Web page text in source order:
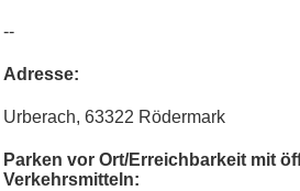
--
Adresse:
Urberach, 63322 Rödermark
Parken vor Ort/Erreichbarkeit mit
Verkehrsmitteln: